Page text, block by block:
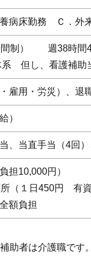
病床勤務 Ｃ．
間制） 週38時間
但し、看護補助
雇用・労災）、退
）
、当直手当（4回
担10,000円）
所（１日450円 有資
額負担
助者は介護職です。